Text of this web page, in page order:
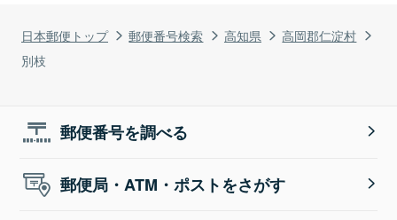
日本郵便トップ 郵便番号検索 高知県
高岡郡仁淀村
別枝
郵便番号を調べる
郵便局・ATM・ポストをさがす